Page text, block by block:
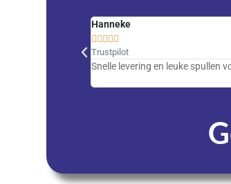
Hanneke
    
Trustpilot
Snelle levering en leuke spullen